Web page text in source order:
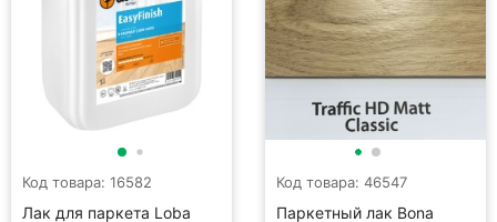
Код товара: 16582
Лак для паркета Loba
Код товара: 46547
Паркетный лак Bona